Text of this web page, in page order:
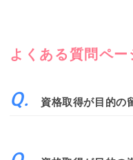
よくある質問ペ
資格取得が目的の